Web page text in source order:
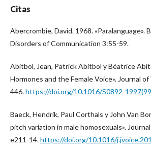
Citas
Abercrombie, David. 1968. «Paralanguage».
Disorders of Communication 3:55-59.
Abitbol, Jean, Patrick Abitbol y Béatrice
Hormones and the Female Voice». Journal
446.https://doi.org/10.1016/S0892-
Baeck, Hendrik, Paul Corthals y John Van
pitch variation in male homosexuals».
e211-14.https://doi.org/10.1016/